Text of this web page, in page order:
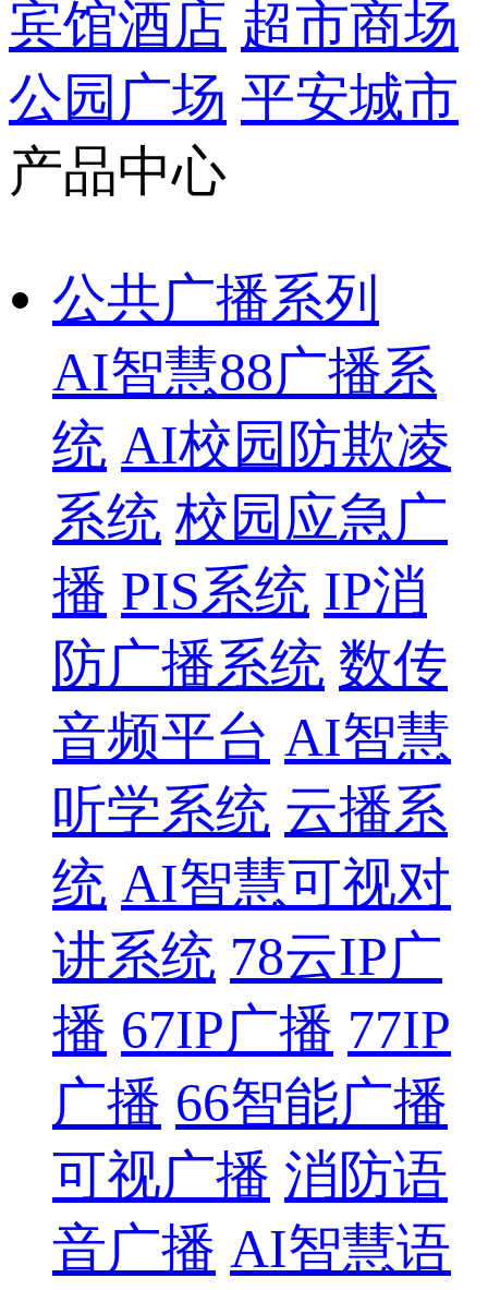
宾馆酒店 超市商场
公园广场 平安城市
产品中心
公共广播系列
AI智慧88广播系
统 AI校园防欺凌
系统 校园应急广
播 PIS系统 IP消
防广播系统 数传
音频平台 AI智慧
听学系统 云播系
统 AI智慧可视对
讲系统 78云IP广
播 67IP广播 77IP
广播 66智能广播
可视广播 消防语
音广播 AI智慧语